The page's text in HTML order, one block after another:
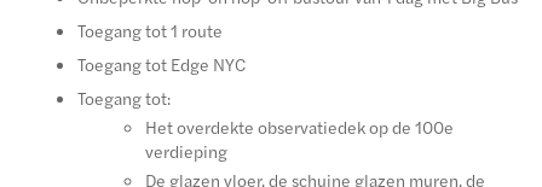
Toegang tot 1 route
Toegang tot Edge NYC
Toegang tot:
Het overdekte observatiedek op de 100e
verdieping
De glazen vloer, de schuine glazen muren, de